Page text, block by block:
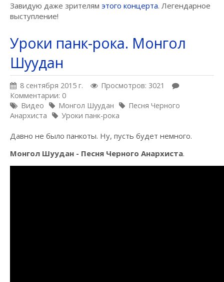
Завидую даже зрителям этого концерта. Легендарное
выступление!
Уроки панк-рока. Монгол
Шуудан
8 сентября 2015 г.
Просмотров: 3021
Комментарии: 0
Видео
Монгол Шуудан
Песня Черного
Анархиста
Уроки панк-рока
Давно не было панкоты. Ну, пусть будет немного.
Монгол Шуудан - Песня Черного Анархиста.